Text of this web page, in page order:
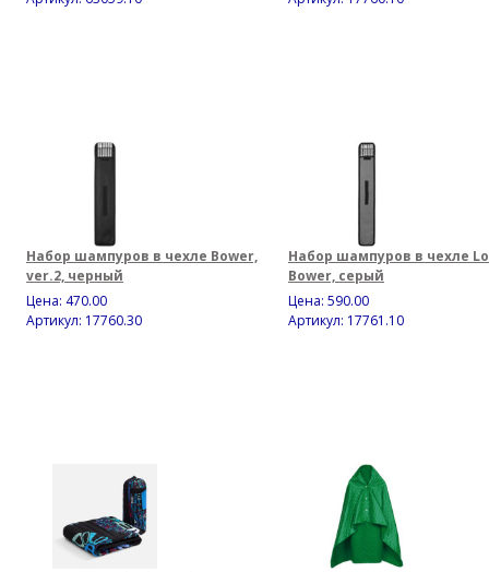
Набор шампуров в чехле Bower,
ver.2, черный
Цена: 470.00
Артикул: 17760.30
Набор шампуров в чехле
Bower, серый
Цена: 590.00
Артикул: 17761.10